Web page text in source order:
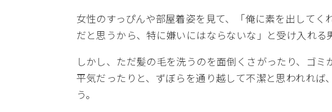
女性のすっぴんや部屋着姿を見て、「俺に素を出してく
だと思うから、特に嫌いにはならないな」と受け入れる
しかし、ただ髪の毛を洗うのを面倒くさがったり、ゴ
平気だったりと、ずぼらを通り越して不潔と思われれば
う。